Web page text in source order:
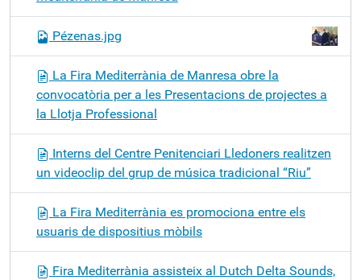
Pézenas.jpg
La Fira Mediterrània de Manresa obre la
convocatòria per a les Presentacions de projectes a
la Llotja Professional
Interns del Centre Penitenciari Lledoners realitzen
un videoclip del grup de música tradicional “Riu”
La Fira Mediterrània es promociona entre els
usuaris de dispositius mòbils
Fira Mediterrània assisteix al Dutch Delta Sounds,